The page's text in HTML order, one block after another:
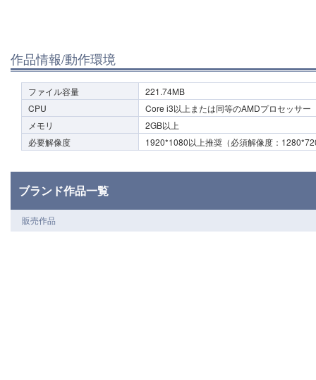
作品情報/動作環境
ファイル容量
221.74MB
CPU
Core i3以上または同等のAMDプロセッサー
メモリ
2GB以上
必要解像度
1920*1080以上推奨（必須解像度：
ブランド作品一覧
販売作品